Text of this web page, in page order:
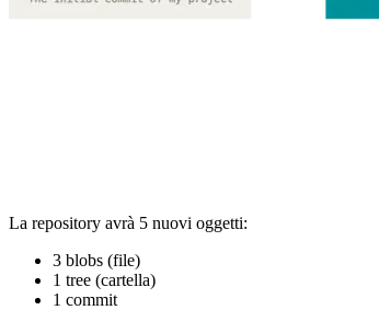
La repository avrà 5 nuovi oggetti:
3 blobs (file)
1 tree (cartella)
1 commit